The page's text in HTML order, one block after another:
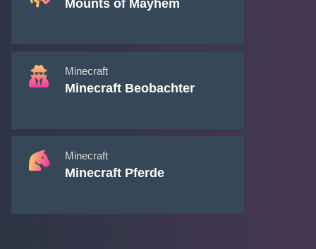
Mounts of Mayhem
Minecraft
Minecraft Beobachter
Minecraft
Minecraft Pferde